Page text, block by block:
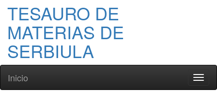
TESAURO DE
MATERIAS DE
SERBIULA
Inicio